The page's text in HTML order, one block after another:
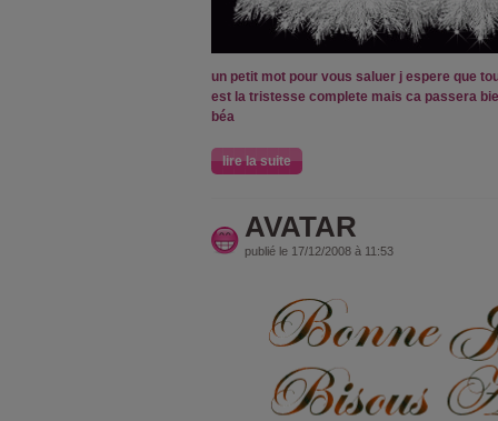
un petit mot pour vous saluer j espere que
est la tristesse complete mais ca passera
béa
lire la suite
AVATAR
publié le 17/12/2008 à 11:53